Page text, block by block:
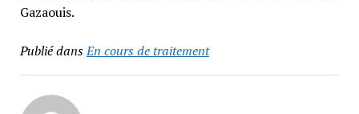
Gazaouis.
Publié dansEn cours de traitement